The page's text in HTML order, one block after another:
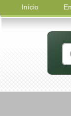
Início